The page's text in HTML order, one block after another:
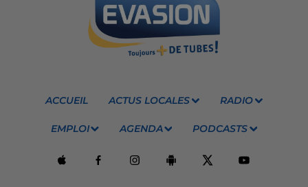
ACCUEIL ACTUS LOCALES RADIO
EMPLOI AGENDA PODCASTS